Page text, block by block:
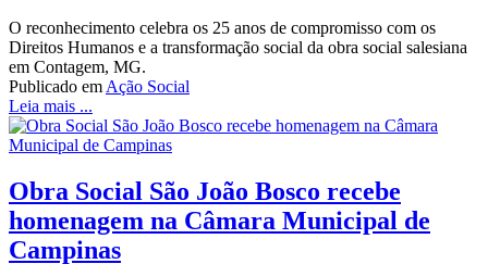
O reconhecimento celebra os 25 anos de compromisso com os
Direitos Humanos e a transformação social da obra social salesiana
em Contagem, MG.
Publicado em Ação Social
Leia mais ...
Obra Social São João Bosco recebe
homenagem na Câmara Municipal de
Campinas